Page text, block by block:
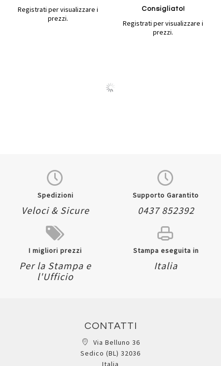
Registrati per visualizzare i
prezzi.
Consigliato!
Registrati per visualizzare i
prezzi.
Spedizioni
Veloci & Sicure
Supporto Garantito
0437 852392
I migliori prezzi
Per la Stampa e
l'Ufficio
Stampa eseguita in
Italia
CONTATTI
Via Belluno 36
Sedico (BL) 32036
Italia